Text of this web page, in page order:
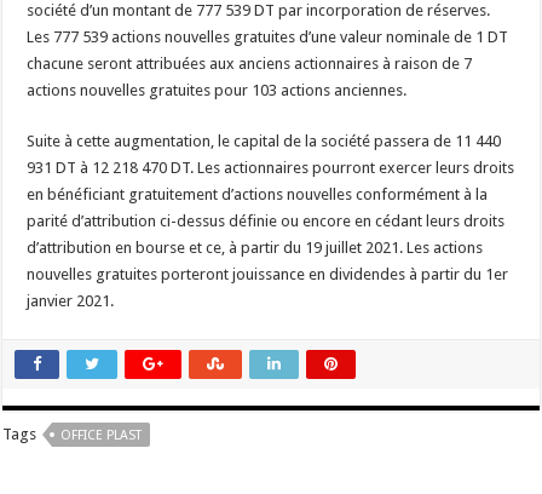
société d’un montant de 777 539 DT par incorporation de réserves.
Les 777 539 actions nouvelles gratuites d’une valeur nominale de 1 DT
chacune seront attribuées aux anciens actionnaires à raison de 7
actions nouvelles gratuites pour 103 actions anciennes.
Suite à cette augmentation, le capital de la société passera de 11 440
931 DT à 12 218 470 DT. Les actionnaires pourront exercer leurs droits
en bénéficiant gratuitement d’actions nouvelles conformément à la
parité d’attribution ci-dessus définie ou encore en cédant leurs droits
d’attribution en bourse et ce, à partir du 19 juillet 2021. Les actions
nouvelles gratuites porteront jouissance en dividendes à partir du 1er
janvier 2021.
Tags OFFICE PLAST